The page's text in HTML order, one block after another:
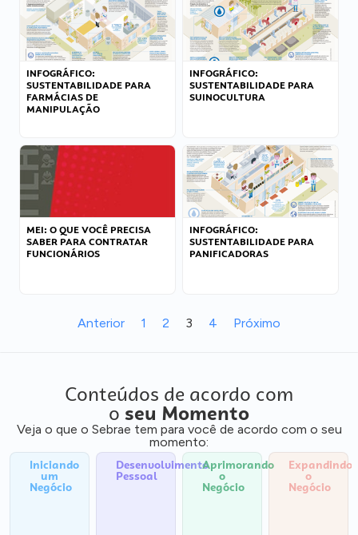
INFOGRÁFICO:
SUSTENTABILIDADE PARA
FARMÁCIAS DE
MANIPULAÇÃO
INFOGRÁFICO:
SUSTENTABILIDADE PARA
SUINOCULTURA
MEI: O QUE VOCÊ PRECISA
SABER PARA CONTRATAR
FUNCIONÁRIOS
INFOGRÁFICO:
SUSTENTABILIDADE PARA
PANIFICADORAS
Anterior 1 2 3 4 Próximo
Conteúdos de acordo com
o seu Momento
Veja o que o Sebrae tem para você de acordo com o seu
momento:
Iniciando
um
Negócio
Desenvolvimento
Pessoal
Aprimorando
o
Negócio
Expandindo
o
Negócio